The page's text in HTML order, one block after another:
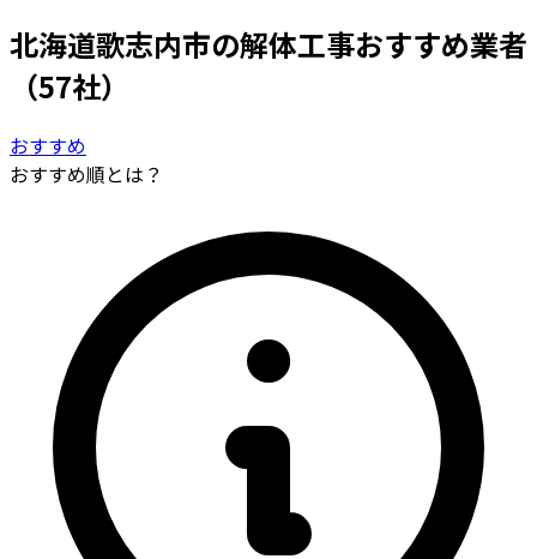
北海道歌志内市の解体工事おすすめ業者
（57社）
おすすめ
おすすめ順とは？